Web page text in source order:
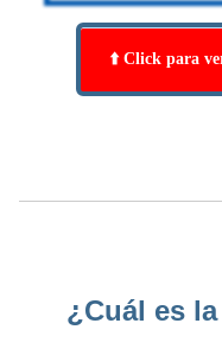
⬆️ Click para
¿Cuál es